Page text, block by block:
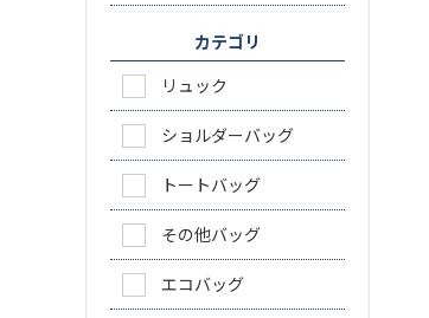
カテゴリ
リュック
ショルダーバッグ
トートバッグ
その他バッグ
エコバッグ